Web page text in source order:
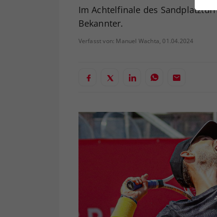
Im Achtelfinale des
Bekannter.
Verfasst von: Manuel Wachta, 01.04.2024